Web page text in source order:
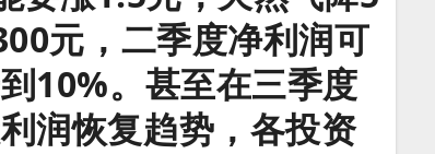
元，二季度净利润可
10%。 甚至在三季度
润恢复趋势，各投资